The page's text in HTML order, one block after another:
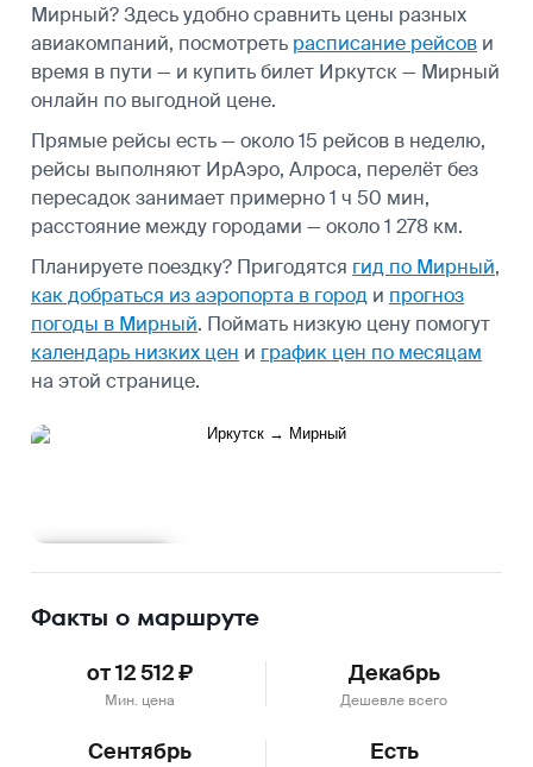
Мирный? Здесь удобно сравнить цены разных
авиакомпаний, посмотреть расписание рейсов и
время в пути — и купить билет Иркутск — Мирный
онлайн по выгодной цене.
Прямые рейсы есть — около 15 рейсов в неделю,
рейсы выполняют ИрАэро, Алроса, перелёт без
пересадок занимает примерно 1 ч 50 мин,
расстояние между городами — около 1 278 км.
Планируете поездку? Пригодятся гид по Мирный,
как добраться из аэропорта в город и прогноз
погоды в Мирный. Поймать низкую цену помогут
календарь низких цен и график цен по месяцам
на этой странице.
Факты о маршруте
от 12 512 ₽
Мин. цена
Декабрь
Дешевле всего
Сентябрь Есть